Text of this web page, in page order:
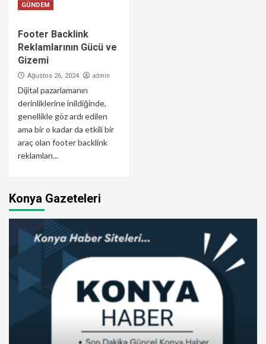
GÜNDEM
Footer Backlink
Reklamlarının Gücü ve
Gizemi
Ağustos 26, 2024 admin
Dijital pazarlamanın
derinliklerine inildiğinde,
genellikle göz ardı edilen
ama bir o kadar da etkili bir
araç olan footer backlink
reklamları...
Konya Gazeteleri